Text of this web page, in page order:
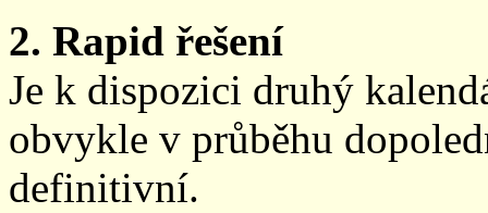
2. Rapid řešení
Je k dispozici druhý
obvykle v průběhu
definitivní.